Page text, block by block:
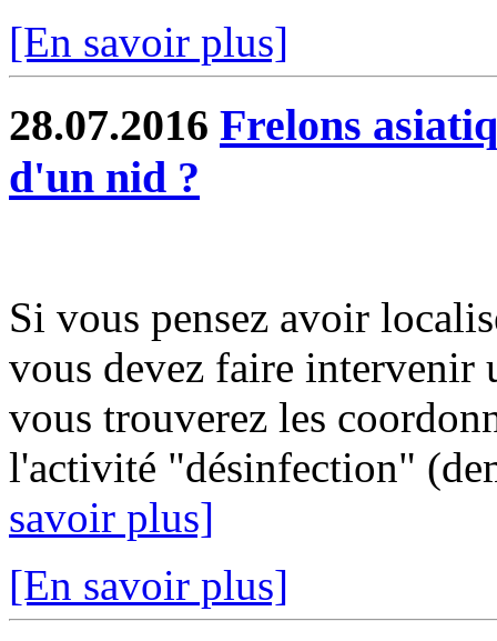
[En savoir plus]
28.07.2016 Frelons
d'un nid ?
Si vous pensez avoir
vous devez faire intervenir
vous trouverez les
l'activité "désinfection"
savoir plus]
[En savoir plus]